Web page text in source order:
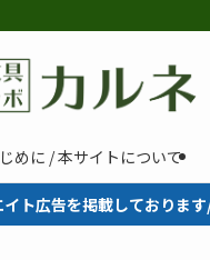
めに / 本サイトについて
ト広告を掲載しておりま